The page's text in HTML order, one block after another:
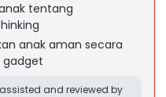
tentang
anak aman secara
gadget
and reviewed by